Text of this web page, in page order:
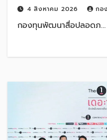
4 สิงหาคม 2026 กอ
กองทุนพัฒนาสื่อปลอดภ…